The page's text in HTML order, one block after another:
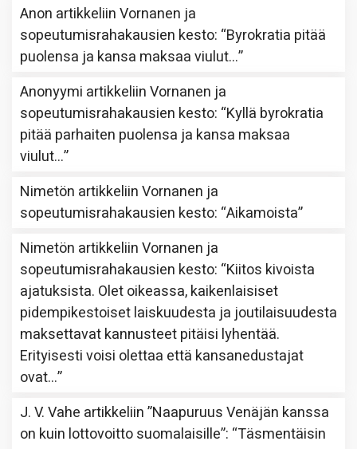
Anon artikkeliinVornanen ja
sopeutumisrahakausien kesto: “Byrokratia pitää
puolensa ja kansa maksaa viulut…”
Anonyymi artikkeliinVornanen ja
sopeutumisrahakausien kesto: “Kyllä byrokratia
pitää parhaiten puolensa ja kansa maksaa
viulut…”
Nimetön artikkeliinVornanen ja
sopeutumisrahakausien kesto: “Aikamoista”
Nimetön artikkeliinVornanen ja
sopeutumisrahakausien kesto: “Kiitos kivoista
ajatuksista. Olet oikeassa, kaikenlaisiset
pidempikestoiset laiskuudesta ja joutilaisuudesta
maksettavat kannusteet pitäisi lyhentää.
Erityisesti voisi olettaa että kansanedustajat
ovat…”
J. V. Vahe artikkeliin”Naapuruus Venäjän kanssa
on kuin lottovoitto suomalaisille”: “Täsmentäisin